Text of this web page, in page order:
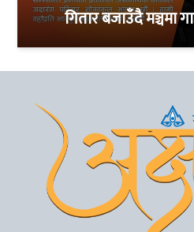
गितार बजाउँदै मञ्चमा